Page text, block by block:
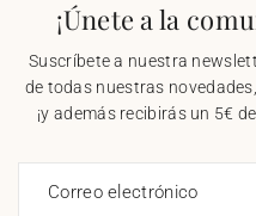
¡Únete a la
Suscríbete a nuestra
de todas nuestras
¡y además recibirás un 5€
Correo electrónico